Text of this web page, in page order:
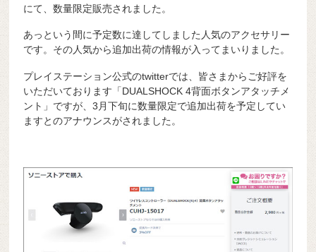
にて、数量限定販売されました。
あっという間に予定数に達してしました人気のアクセサリー
です。その人気から追加出荷の情報が入ってまいりました。
プレイステーション公式のtwitterでは、皆さまからご好評を
いただいております「DUALSHOCK 4背面ボタンアタッチメ
ント」ですが、3月下旬に数量限定で追加出荷を予定してい
ますとのアナウンスがされました。